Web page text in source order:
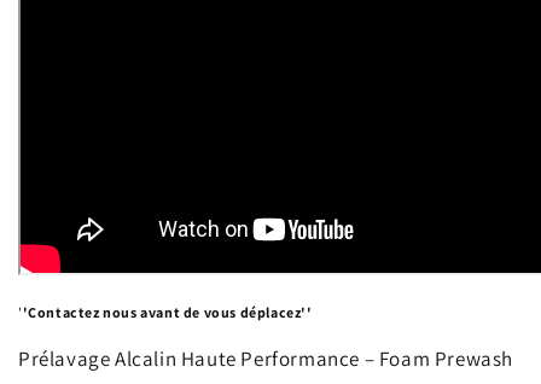
' 'Contactez nous avant de vous déplacez''
Prélavage Alcalin Haute Performance – Foam Prewash